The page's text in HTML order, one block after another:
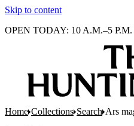
Skip to content
OPEN TODAY: 10 A.M.–5 P.M.
Home Collections Search Ars